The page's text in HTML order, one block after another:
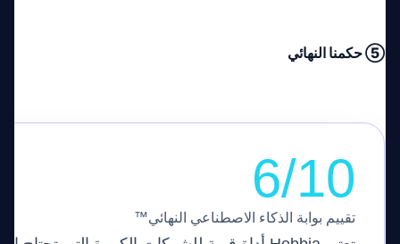
⑤ حكمنا النهائي
6/10
تقييم بوابة الذكاء الاصطناعي النهائي™